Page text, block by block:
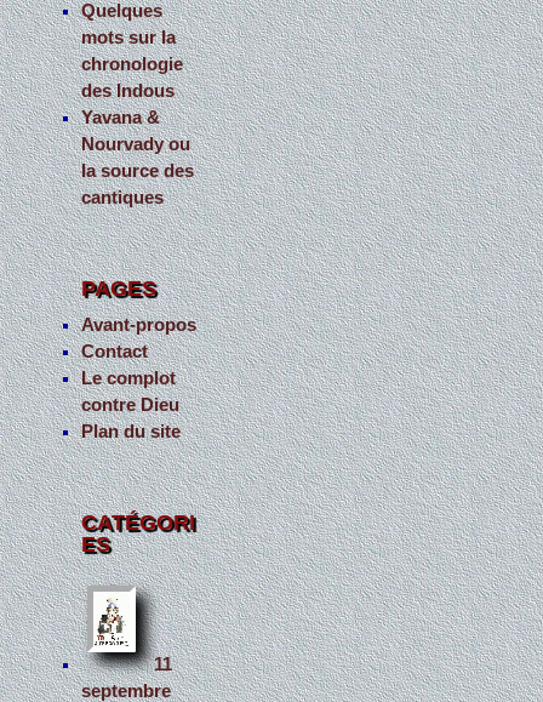
Quelques
mots sur la
chronologie
des Indous
Yavana &
Nourvady ou
la source des
cantiques
PAGES
Avant-propos
Contact
Le complot
contre Dieu
Plan du site
CATÉGORI
ES
11
septembre